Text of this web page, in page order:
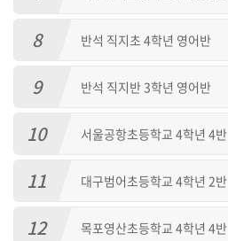
8 반석 직지초 4학년 영어반
9 반석 직지반 3학년 영어반
10 서울공항초등학교 4학년 4반
11 대구범어초등학교 4학년 2반
12 목포영산초등학교 4학년 4반